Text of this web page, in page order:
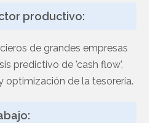
productivo:
de grandes empresas
predictivo de 'cash flow',
optimización de la tesorería.